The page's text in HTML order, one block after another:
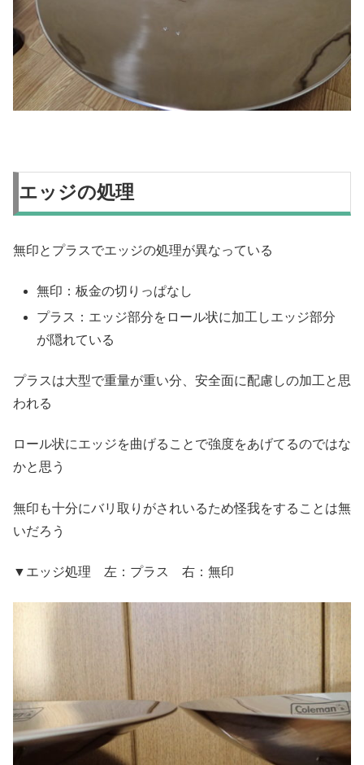
エッジの処理
無印とプラスでエッジの処理が異なっている
無印：板金の切りっぱなし
プラス：エッジ部分をロール状に加工しエッジ部分
が隠れている
プラスは大型で重量が重い分、安全面に配慮しの加工と思
われる
ロール状にエッジを曲げることで強度をあげてるのではな
かと思う
無印も十分にバリ取りがされいるため怪我をすることは無
いだろう
▼エッジ処理 左：プラス 右：無印